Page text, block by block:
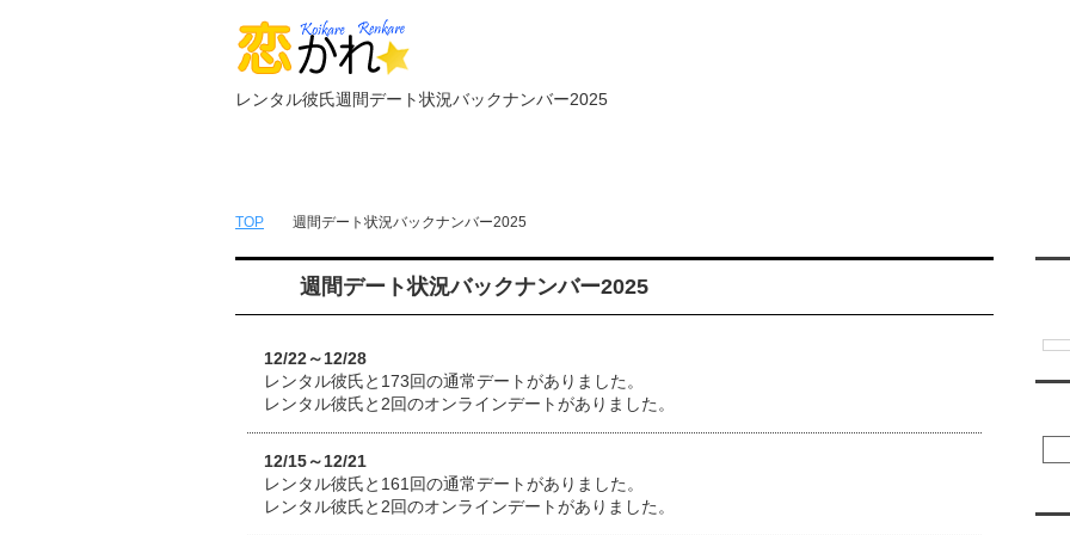
レンタル彼氏週間デート状況バックナンバー2025
TOP 週間デート状況バックナンバー2025
週間デート状況バックナンバー2025
12/22～12/28
レンタル彼氏と173回の通常デートがありました。
レンタル彼氏と2回のオンラインデートがありました。
12/15～12/21
レンタル彼氏と161回の通常デートがありました。
レンタル彼氏と2回のオンラインデートがありました。